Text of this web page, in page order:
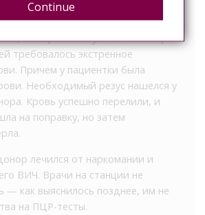
канал Mash.
женщина поступила на станцию
требовалось экстренное
Причем у пациентки была
Необходимый резус нашелся у
Кровь успешно перелили, и
на поправку, но затем
лечился от наркомании и
ВИЧ. Врачи на станции не
— как выяснилось позднее, им не
на ПЦР-тесты.
Continue